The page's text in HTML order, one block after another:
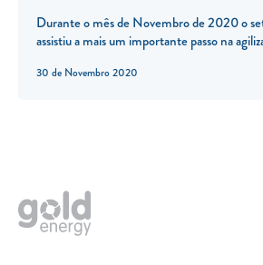
30 de Novembro 2020
Durante o mês de Novembro de 2020 o
assistiu a mais um importante passo na